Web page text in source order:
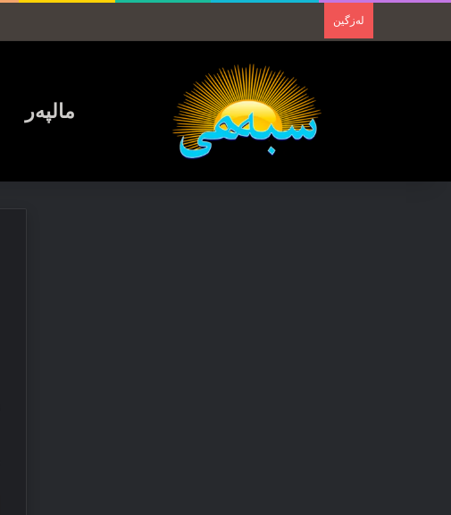
لەزگین
مالپەر